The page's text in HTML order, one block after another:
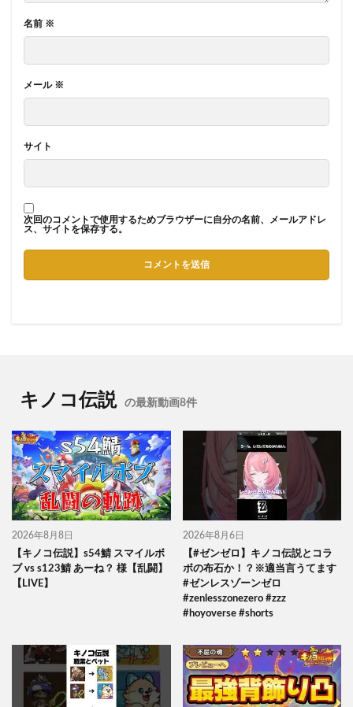
名前 ※
メール ※
サイト
次回のコメントで使用するためブラウザーに自分の名前、メールアドレ
ス、サイトを保存する。
キノコ伝説 の最新動画8件
2026年8月8日
【キノコ伝説】s54鯖 スマイルボ
ブ vs s123鯖 あーね？ 様【乱闘】
【LIVE】
2026年8月6日
【#ゼンゼロ】キノコ伝説とコラ
ボの布石か！？※適当言うてます
#ゼンレスゾーンゼロ
#zenlesszonezero #zzz
#hoyoverse #shorts